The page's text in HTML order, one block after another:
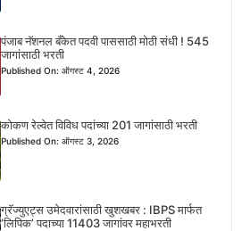
पंजाब नॅशनल बँकेत पदवी पाससाठी मोठी संधी ! 545
जागांसाठी भरती
Published On: ऑगस्ट 4, 2026
कोकण रेल्वेत विविध पदांच्या 201 जागांसाठी भरती
Published On: ऑगस्ट 3, 2026
ग्रॅज्युएट्स उमेदवारांसाठी खुशखबर : IBPS मार्फत
‘लिपिक’ पदाच्या 11403 जागांवर महाभरती